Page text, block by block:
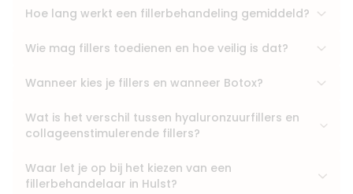
Hoe lang werkt een fillerbehandeling gemiddeld?
Wie mag fillers toedienen en hoe veilig is dat?
Wanneer kies je fillers en wanneer Botox?
Wat is het verschil tussen hyaluronzuurfillers en
collageenstimulerende fillers?
Waar let je op bij het kiezen van een
fillerbehandelaar in Hulst?